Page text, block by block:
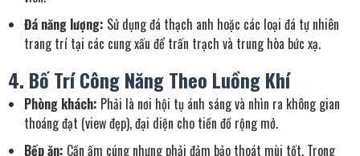
Đá năng lượng: Sử dụng đá thạch anh hoặc các loại đá tự nhiên
trang trí tại các cung xấu để trấn trạch và trung hòa bức xạ.
4. Bố Trí Công Năng Theo Luồng Khí
Phòng khách: Phải là nơi hội tụ ánh sáng và nhìn ra không gian
thoáng đạt (view đẹp), đại diện cho tiền đồ rộng mở.
Bếp ăn: Cần ấm cúng nhưng phải đảm bảo thoát mùi tốt. Trong